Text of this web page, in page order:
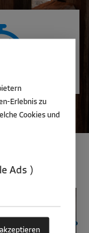
Erlebnis zu
Cookies und
Ads )